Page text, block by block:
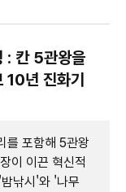
: 칸 5관왕을
10년 진화기
를 포함해 5관왕
이 이끈 혁신적
낚시'와 '나무